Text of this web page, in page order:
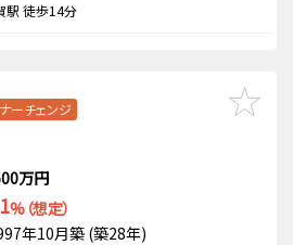
駅 徒歩14分
ーチェンジ
万円
%（想定）
年10月築 (築28年)